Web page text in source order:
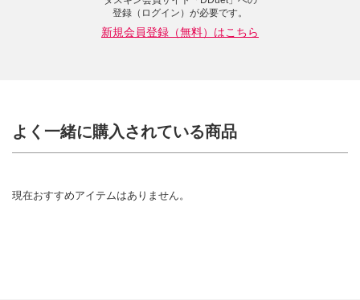
登録（ログイン）が必要です。
新規会員登録（無料）はこちら
よく一緒に購入されている商品
現在おすすめアイテムはありません。